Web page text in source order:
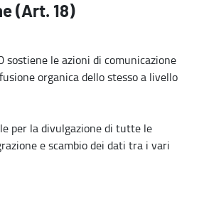
(Art. 18)
le azioni di comunicazione
organica dello stesso a livello
per la divulgazione di tutte le
e scambio dei dati tra i vari